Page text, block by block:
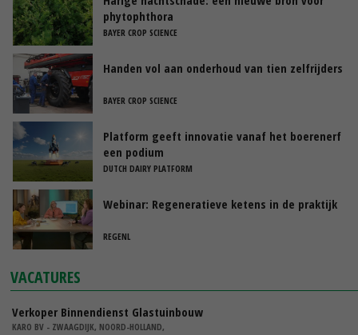
phytophthora
BAYER CROP SCIENCE
Handen vol aan onderhoud van tien zelfrijders
BAYER CROP SCIENCE
Platform geeft innovatie vanaf het boerenerf
een podium
DUTCH DAIRY PLATFORM
Webinar: Regeneratieve ketens in de praktijk
REGENL
VACATURES
Verkoper Binnendienst Glastuinbouw
KARO BV - ZWAAGDIJK, NOORD-HOLLAND,